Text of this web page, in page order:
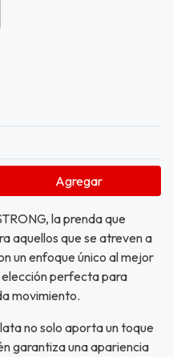
Agregar
la prenda que
aquellos que se atreven a
un enfoque único al mejor
perfecta para
movimiento.
no solo aporta un toque
garantiza una apariencia